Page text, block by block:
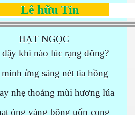
hữu Tín
HẠT NGỌC
khi nào lúc rạng đông?
ửng sáng nét tia hồng
nhẹ thoảng mùi hương lúa
óng vàng bông uốn cong